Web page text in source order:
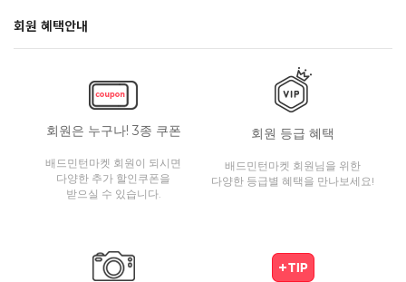
회원 혜택안내
회원은 누구나! 3종 쿠폰
배드민턴마켓 회원이 되시면
다양한 추가 할인쿠폰을
받으실 수 있습니다.
회원 등급 혜택
배드민턴마켓 회원님을 위한
다양한 등급별 혜택을 만나보세요!